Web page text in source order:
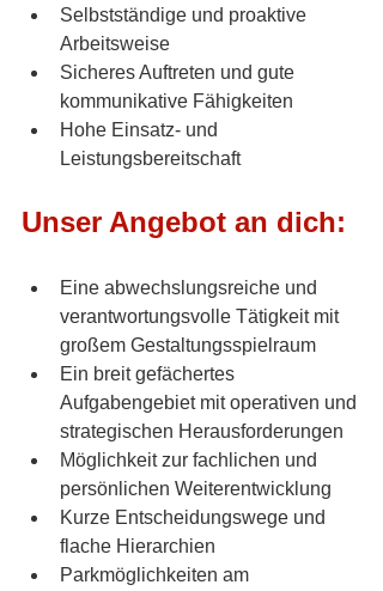
Selbstständige und proaktive
Arbeitsweise
Sicheres Auftreten und gute
kommunikative Fähigkeiten
Hohe Einsatz- und
Leistungsbereitschaft
Unser Angebot an dich:
Eine abwechslungsreiche und
verantwortungsvolle Tätigkeit mit
großem Gestaltungsspielraum
Ein breit gefächertes
Aufgabengebiet mit operativen und
strategischen Herausforderungen
Möglichkeit zur fachlichen und
persönlichen Weiterentwicklung
Kurze Entscheidungswege und
flache Hierarchien
Parkmöglichkeiten am